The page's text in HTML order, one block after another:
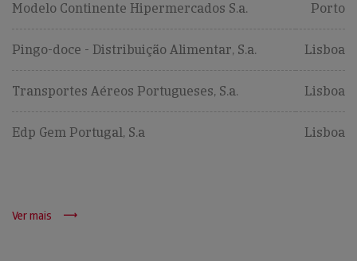
Modelo Continente Hipermercados S.a. Porto
Pingo-doce - Distribuição Alimentar, S.a. Lisboa
Transportes Aéreos Portugueses, S.a. Lisboa
Edp Gem Portugal, S.a Lisboa
Ver mais